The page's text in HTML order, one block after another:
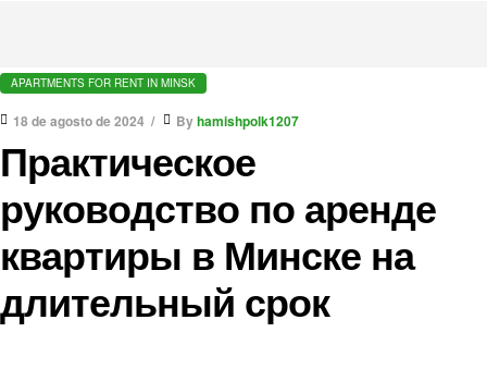
APARTMENTS FOR RENT IN MINSK
18 de agosto de 2024 Byhamishpolk1207
Практическое
руководство по аренде
квартиры в Минске на
длительный срок